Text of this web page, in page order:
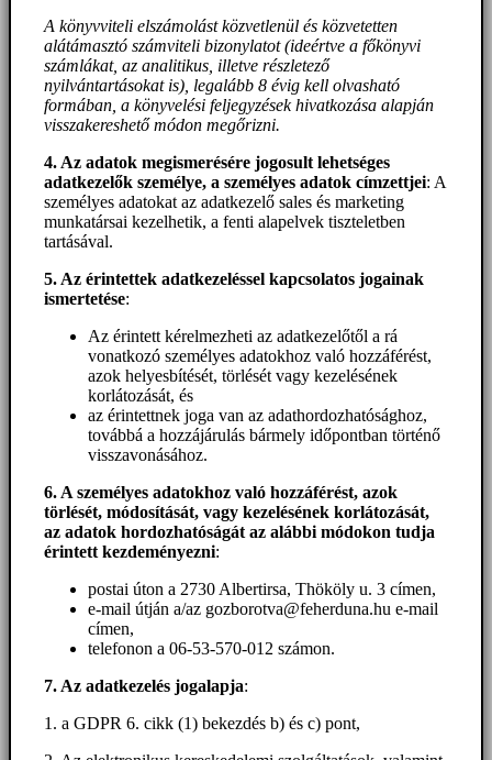
A könyvviteli elszámolást közvetlenül és közvetetten
alátámasztó számviteli bizonylatot (ideértve a főkönyvi
számlákat, az analitikus, illetve részletező
nyilvántartásokat is), legalább 8 évig kell olvasható
formában, a könyvelési feljegyzések hivatkozása alapján
visszakereshető módon megőrizni.
4. Az adatok megismerésére jogosult lehetséges
adatkezelők személye, a személyes adatok címzettjei: A
személyes adatokat az adatkezelő sales és marketing
munkatársai kezelhetik, a fenti alapelvek tiszteletben
tartásával.
5. Az érintettek adatkezeléssel kapcsolatos jogainak
ismertetése:
Az érintett kérelmezheti az adatkezelőtől a rá
vonatkozó személyes adatokhoz való hozzáférést,
azok helyesbítését, törlését vagy kezelésének
korlátozását, és
az érintettnek joga van az adathordozhatósághoz,
továbbá a hozzájárulás bármely időpontban történő
visszavonásához.
6. A személyes adatokhoz való hozzáférést, azok
törlését, módosítását, vagy kezelésének korlátozását,
az adatok hordozhatóságát az alábbi módokon tudja
érintett kezdeményezni:
postai úton a 2730 Albertirsa, Thököly u. 3 címen,
e-mail útján a/az gozborotva@feherduna.hu e-mail
címen,
telefonon a 06-53-570-012 számon.
7. Az adatkezelés jogalapja:
1. a GDPR 6. cikk (1) bekezdés b) és c) pont,